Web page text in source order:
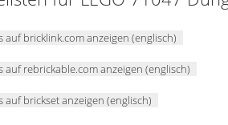
auf bricklink.com anzeigen (englisch)
auf rebrickable.com anzeigen (englisch)
auf brickset anzeigen (englisch)